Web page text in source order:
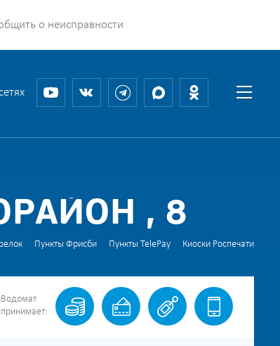
о неисправности
, 8
Пункты Фрисби Пункты TelePay Киоски Роспечати
Водомат
принимает: